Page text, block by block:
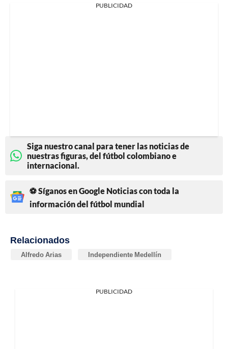
PUBLICIDAD
Siga nuestro canal para tener las noticias de
nuestras figuras, del fútbol colombiano e
internacional.
⚽ Síganos en Google Noticias con toda la
información del fútbol mundial
Relacionados
Alfredo Arias Independiente Medellín
PUBLICIDAD